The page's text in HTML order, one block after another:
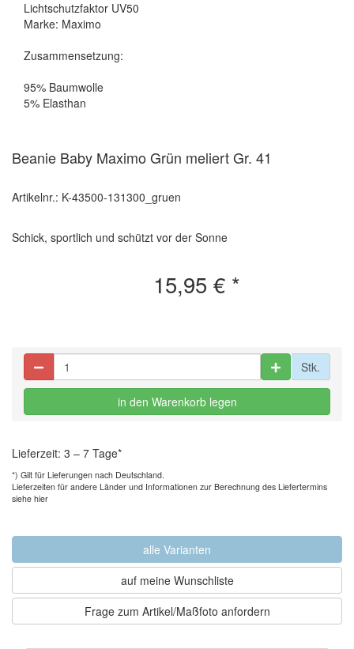
Lichtschutzfaktor UV50
Marke: Maximo
Zusammensetzung:
95% Baumwolle
5% Elasthan
Beanie Baby Maximo Grün meliert Gr. 41
Artikelnr.: K-43500-131300_gruen
Schick, sportlich und schützt vor der Sonne
15,95 € *
Stk.
in den Warenkorb legen
Lieferzeit: 3 – 7 Tage*
*) Gilt für Lieferungen nach Deutschland.
Lieferzeiten für andere Länder und Informationen zur Berechnung des Liefertermins
siehe hier
alle Varianten
auf meine Wunschliste
Frage zum Artikel/Maßfoto anfordern